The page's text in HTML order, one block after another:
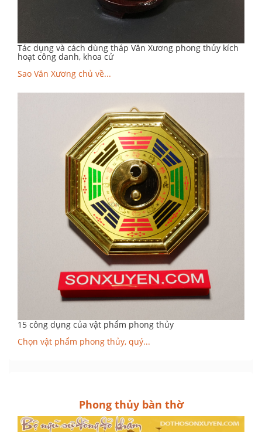
Tác dụng và cách dùng tháp Văn Xương phong thủy kích
hoạt công danh, khoa cử
Sao Văn Xương chủ về...
15 công dụng của vật phẩm phong thủy
Chọn vật phẩm phong thủy, quý...
Phong thủy bàn thờ